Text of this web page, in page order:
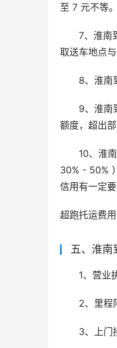
至 7 元不等。
7、淮南
取送车地点
8、淮南
9、淮南
额度，超出
10、淮
30% - 50%
信用有一定
超跑托运费
五、淮南
1、营业
2、里程
3、上门